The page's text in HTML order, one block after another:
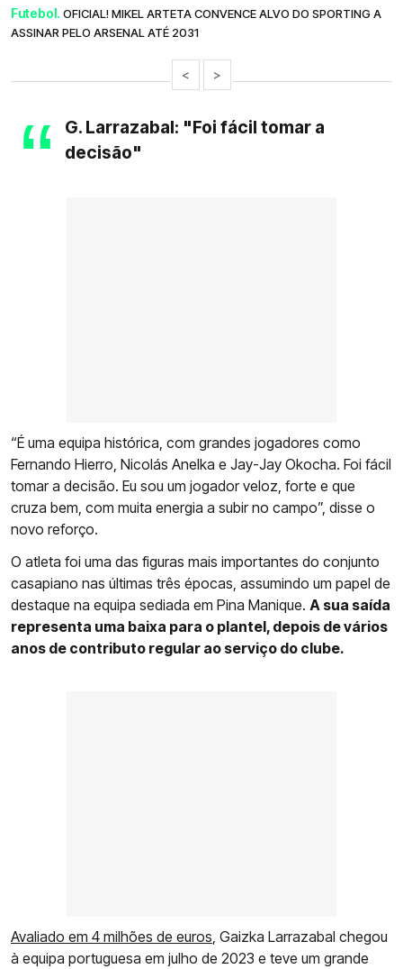
Futebol. OFICIAL! MIKEL ARTETA CONVENCE ALVO DO SPORTING A
ASSINAR PELO ARSENAL ATÉ 2031
< >
G. Larrazabal: "Foi fácil tomar a
decisão"
“É uma equipa histórica, com grandes jogadores como
Fernando Hierro, Nicolás Anelka e Jay-Jay Okocha. Foi fácil
tomar a decisão. Eu sou um jogador veloz, forte e que
cruza bem, com muita energia a subir no campo”, disse o
novo reforço.
O atleta foi uma das figuras mais importantes do conjunto
casapiano nas últimas três épocas, assumindo um papel de
destaque na equipa sediada em Pina Manique. A sua saída
representa uma baixa para o plantel, depois de vários
anos de contributo regular ao serviço do clube.
Avaliado em 4 milhões de euros , Gaizka Larrazabal chegou
à equipa portuguesa em julho de 2023 e teve um grande